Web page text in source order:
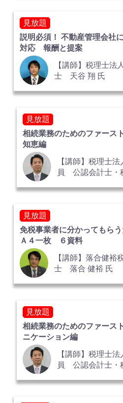
見放題
説明必須！ 不動産管理会社
対応 報酬と提案
【講師】税理士
士 天谷 翔 氏
見放題
相続業務のためのファー
知恵編
【講師】税理士
員 公認会計士
見放題
免税事業者に分かってもら
Ａ４一枚 ６資料
【講師】落合健
士 落合 健裕 氏
見放題
相続業務のためのファー
ニケーション編
【講師】税理士
員 公認会計士